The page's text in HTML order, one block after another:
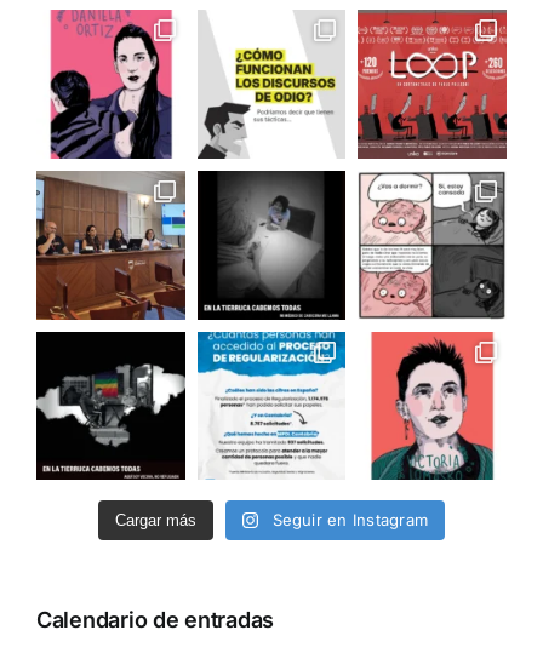
Cargar más Seguir en Instagram
Calendario de entradas